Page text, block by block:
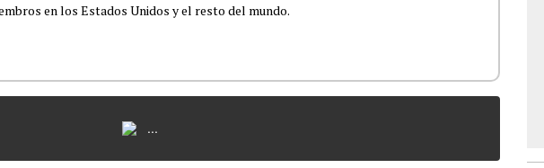
en los Estados Unidos y el resto del mundo.
...